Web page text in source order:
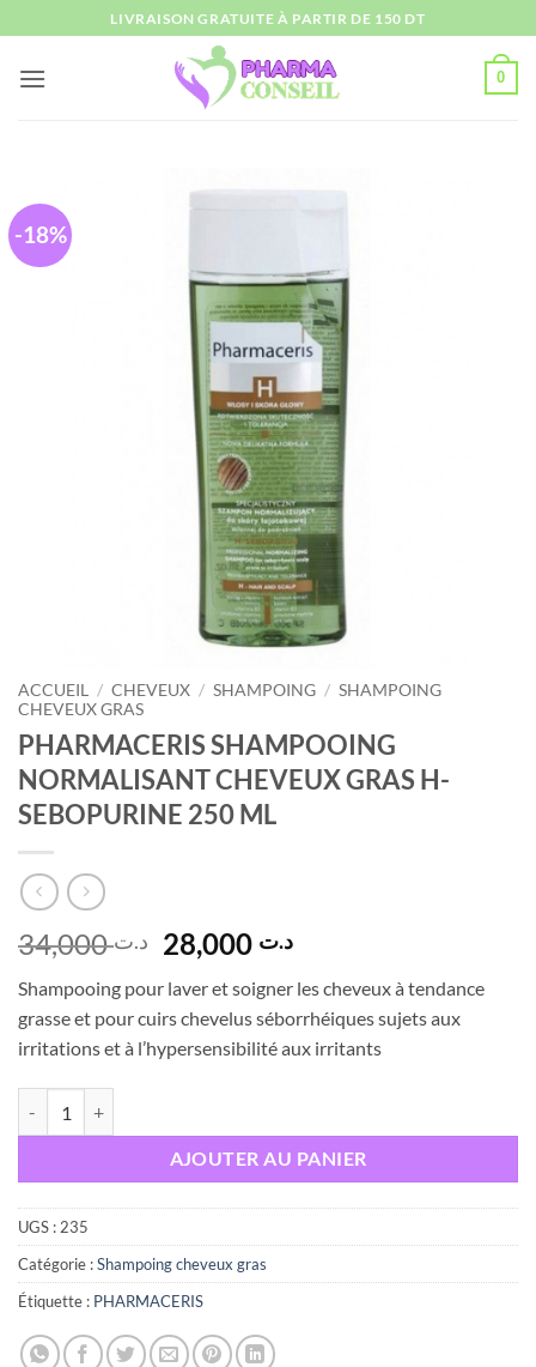
au
contenu
LIVRAISON GRATUITE À PARTIR DE 150 DT
0
-18%
ACCUEIL / CHEVEUX / SHAMPOING / SHAMPOING
CHEVEUX GRAS
PHARMACERIS SHAMPOOING
NORMALISANT CHEVEUX GRAS H-
SEBOPURINE 250 ML
د.ت34,000
Le
prix
initial
était :
د.ت 34,000.
د.تLe
actuel
est :
Shampooing pour laver et soigner les cheveux à tendance
grasse et pour cuirs chevelus séborrhéiques sujets aux
irritations et à l’hypersensibilité aux irritants
AJOUTER AU PANIER
UGS : 235
Catégorie :Shampoing cheveux gras
Étiquette : PHARMACERIS